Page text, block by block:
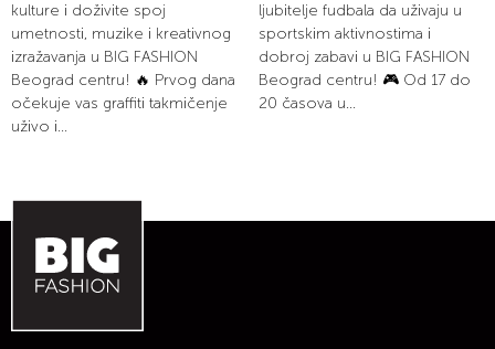
kulture i doživite spoj
umetnosti, muzike i kreativnog
izražavanja u BIG FASHION
Beograd centru! 🔥 Prvog dana
očekuje vas graffiti takmičenje
uživo i...
ljubitelje fudbala da uživaju u
sportskim aktivnostima i
dobroj zabavi u BIG FASHION
Beograd centru! 🎮 Od 17 do
20 časova u...